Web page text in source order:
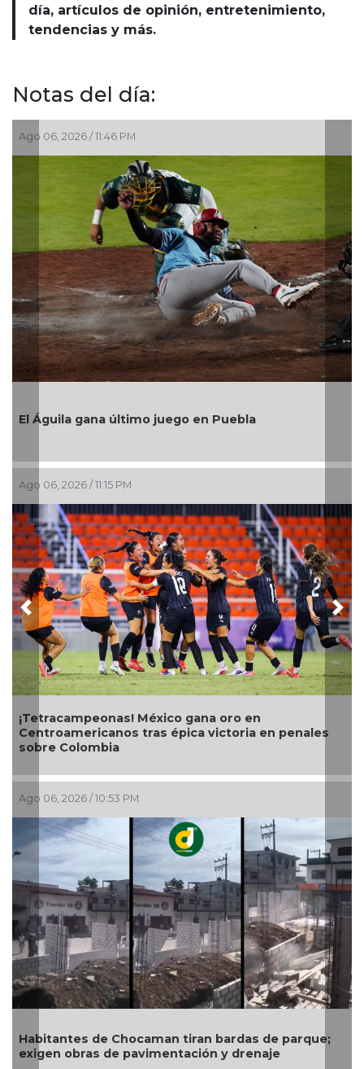
día, artículos de opinión, entretenimiento,
tendencias y más.
Notas del día:
oro en
en penales
de parque;
drenaje
Después de años de espera, La
Medellín de Bravo transforma sus
Con transmisión especial y
Gobierno de Boca del Río
exige a CAB soluciones definitivas
Previous